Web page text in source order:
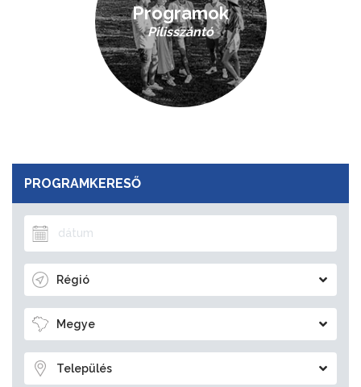
PROGRAMKERESŐ
Régió
Megye
Település
Programok
Pilisszántó